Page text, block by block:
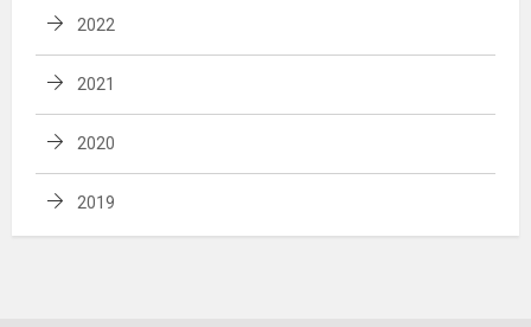
2022
2021
2020
2019